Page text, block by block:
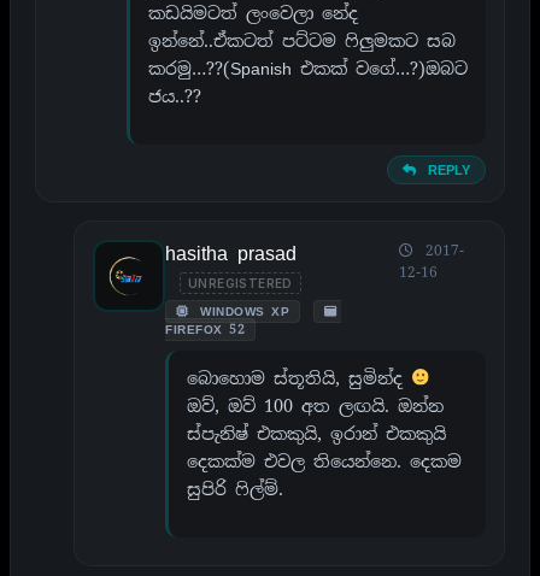
කඩයිමටත් ලංවෙලා නේද
ඉන්නේ..ඒකටත් පට්ටම ෆිලුමකට සබ
කරමු…??(Spanish එකක් වගේ…?)ඔබට
ජය..??
REPLY
hasitha prasad
UNREGISTERED
WINDOWS XP
FIREFOX 52
2017-
12-16
බොහොම ස්තූතියි, සුමින්ද
ඔව්, ඔව් 100 අත ලඟයි. ඔන්න
ස්පැනිෂ් එකකුයි, ඉරාන් එකකුයි
දෙකක්ම එවල තියෙන්නෙ. දෙකම
සුපිරි ෆිල්ම්.